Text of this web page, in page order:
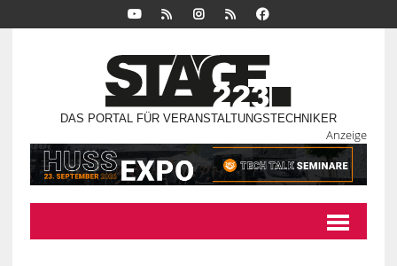
DAS PORTAL FÜR VERANSTALTUNGSTECHNIKER
Anzeige